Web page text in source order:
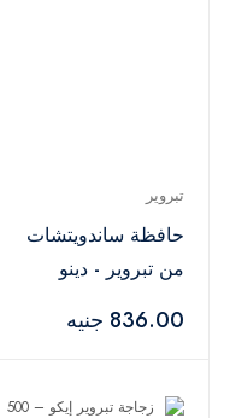
تبروير
حافظة ساندويتشات
من تبروير - دينو
836.00 جنيه